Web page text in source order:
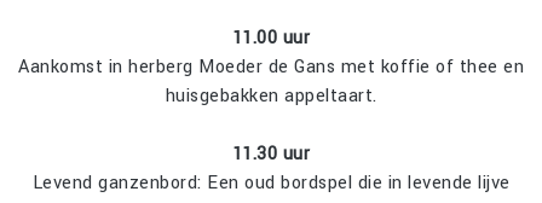
11.00 uur
Aankomst in herberg Moeder de Gans met koffie of thee en
huisgebakken appeltaart.
11.30 uur
Levend ganzenbord: Een oud bordspel die in levende lijve